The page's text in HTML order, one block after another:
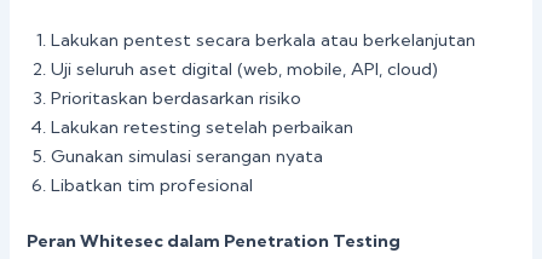
Lakukan pentest secara berkala atau berkelanjutan
Uji seluruh aset digital (web, mobile, API, cloud)
Prioritaskan berdasarkan risiko
Lakukan retesting setelah perbaikan
Gunakan simulasi serangan nyata
Libatkan tim profesional
Peran Whitesec dalam Penetration Testing